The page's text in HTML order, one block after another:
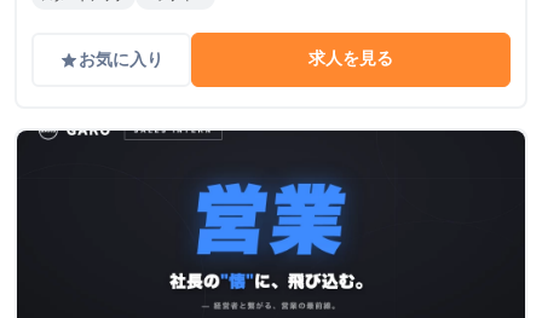
gradeお気に入り 求人を見る